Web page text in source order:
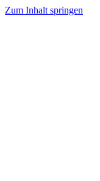
Zum Inhalt springen